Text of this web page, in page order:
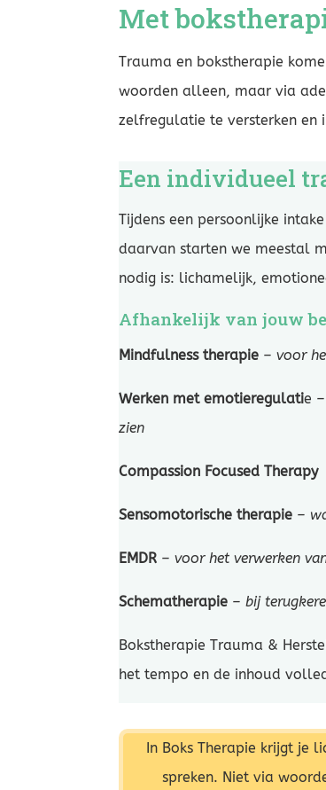
Met
Trauma en bokstherapie
woorden alleen, maar via
zelfregulatie te versterken en
Een individueel
Tijdens een persoonlijke
daarvan starten we meestal
nodig is: lichamelijk,
Afhankelijk van jouw
Mindfulness therapie – voor
Werken met emotieregulatie
zien
Compassion Focused Therapy
Sensomotorische therapie –
EMDR – voor het verwerken
Schematherapie – bij
Bokstherapie Trauma &
het tempo en de inhoud
In Boks Therapie krijgt
spreken. Niet via